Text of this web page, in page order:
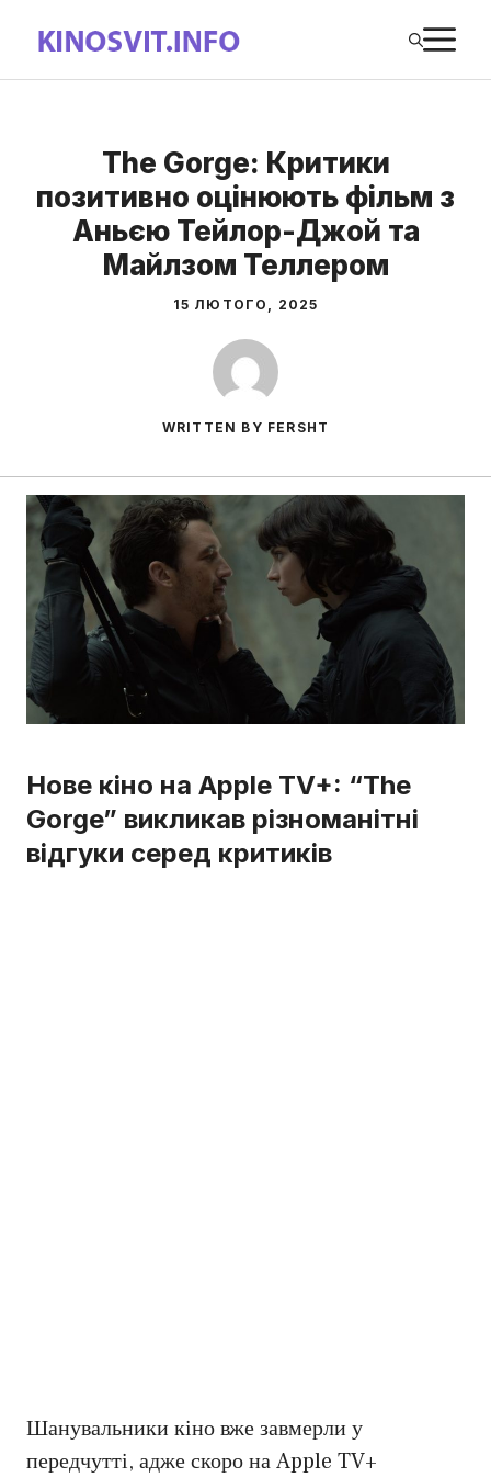
вмісту
The Gorge: Критики
позитивно оцінюють фільм з
Аньєю Тейлор-Джой та
Майлзом Теллером
15 ЛЮТОГО, 2025
WRITTEN BY FERSHT
Нове кіно на Apple TV+: “The
Gorge” викликав різноманітні
відгуки серед критиків
Шанувальники кіно вже завмерли у
передчутті, адже скоро на Apple TV+